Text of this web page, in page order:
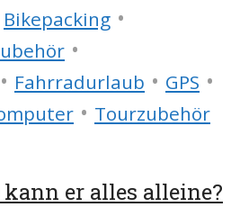
Bikepacking •
•
• Fahrradurlaub • GPS •
• Tourzubehör
kann er alles alleine?